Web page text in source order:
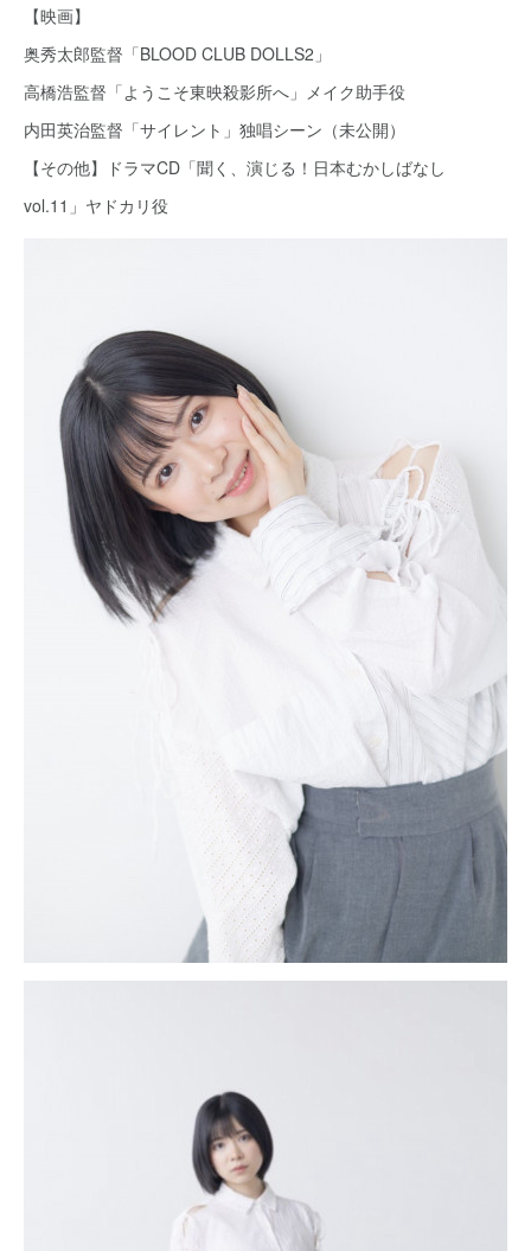
【映画】
奥秀太郎監督「BLOOD CLUB DOLLS2」
高橋浩監督「ようこそ東映殺影所へ」メイク助手役
内田英治監督「サイレント」独唱シーン（未公開）
【その他】ドラマCD「聞く、演じる！日本むかしばなし
vol.11」ヤドカリ役